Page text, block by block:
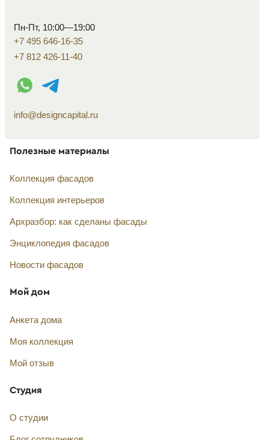
Пн-Пт, 10:00—19:00
+7 495 646-16-35
+7 812 426-11-40
WhatsApp контакт
Telegram контакт
info@designcapital.ru
Полезные материалы
Коллекция фасадов
Коллекция интерьеров
Архразбор: как сделаны фасады
Энциклопедия фасадов
Новости фасадов
Мой дом
Анкета дома
Моя коллекция
Мой отзыв
Студия
О студии